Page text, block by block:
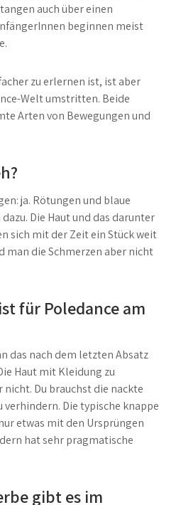
auch über einen
beginnen meist
zu erlernen ist, ist aber
Welt umstritten. Beide
Arten von Bewegungen und
ja. Rötungen und blaue
Die Haut und das darunter
sich mit der Zeit ein Stück weit
man die Schmerzen aber nicht
für Poledance am
das nach dem letzten Absatz
Haut mit Kleidung zu
Du brauchst die nackte
verhindern. Die typische knappe
etwas mit den Ursprüngen
hat sehr pragmatische
gibt es im